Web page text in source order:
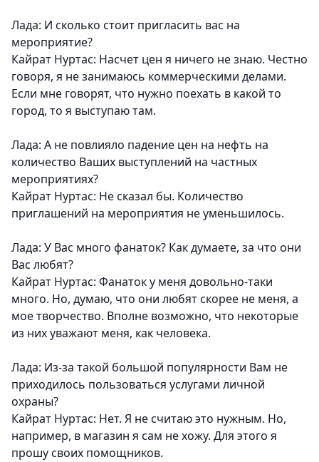
Лада: И сколько стоит пригласить вас на
мероприятие?
Кайрат Нуртас: Насчет цен я ничего не знаю. Честно
говоря, я не занимаюсь коммерческими делами.
Если мне говорят, что нужно поехать в какой то
город, то я выступаю там.
Лада: А не повлияло падение цен на нефть на
количество Ваших выступлений на частных
мероприятиях?
Кайрат Нуртас: Не сказал бы. Количество
приглашений на мероприятия не уменьшилось.
Лада: У Вас много фанаток? Как думаете, за что они
Вас любят?
Кайрат Нуртас: Фанаток у меня довольно-таки
много. Но, думаю, что они любят скорее не меня, а
мое творчество. Вполне возможно, что некоторые
из них уважают меня, как человека.
Лада: Из-за такой большой популярности Вам не
приходилось пользоваться услугами личной
охраны?
Кайрат Нуртас: Нет. Я не считаю это нужным. Но,
например, в магазин я сам не хожу. Для этого я
прошу своих помощников.